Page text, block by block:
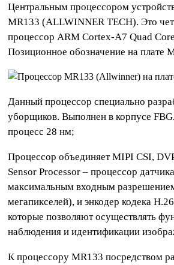
Центральным процессором
MR133 (ALLWINNER TECH). Это
процессор ARM Cortex-A7 Quad
Позиционное обозначение на плате
Данный процессор специально
уборщиков. Выполнен в корпусе
процесс 28 нм;
Процессор объединяет MIPI CSI,
Sensor Processor – процессор
максимальным входным
мегапикселей), и энкодер кодека
которые позволяют осуществлять
наблюдения и идентификации
К процессору MR133 посредством